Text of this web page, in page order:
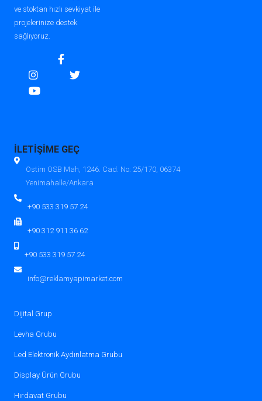
ve stoktan hızlı sevkiyat ile
projelerinize destek
sağlıyoruz.
İLETİŞİME GEÇ
Ostim OSB Mah, 1246. Cad. No: 25/170, 06374
Yenimahalle/Ankara
+90 533 319 57 24
+90 312 911 36 62
+90 533 319 57 24
info@reklamyapimarket.com
Dijital Grup
Levha Grubu
Led Elektronik Aydınlatma Grubu
Display Ürün Grubu
Hırdavat Grubu